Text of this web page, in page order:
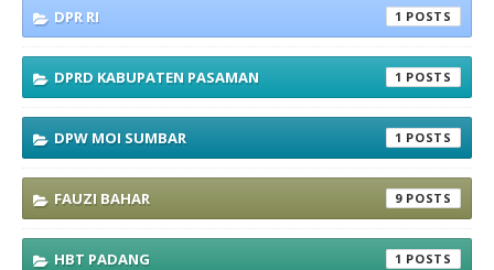
DPR RI 1
DPRD KABUPATEN PASAMAN 1
DPW MOI SUMBAR 1
FAUZI BAHAR 9
HBT PADANG 1